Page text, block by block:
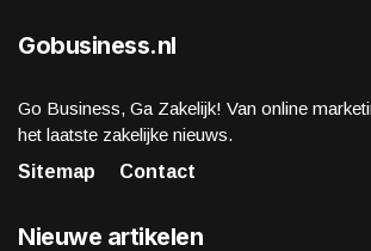
Gobusiness.nl
Go Business, Ga Zakelijk! Van online
het laatste zakelijke nieuws.
Sitemap
Contact
Nieuwe artikelen